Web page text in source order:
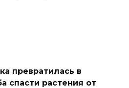
превратилась в
спасти растения от